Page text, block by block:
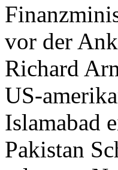
vor der
Richard
US-
Islamabad
Pakistan